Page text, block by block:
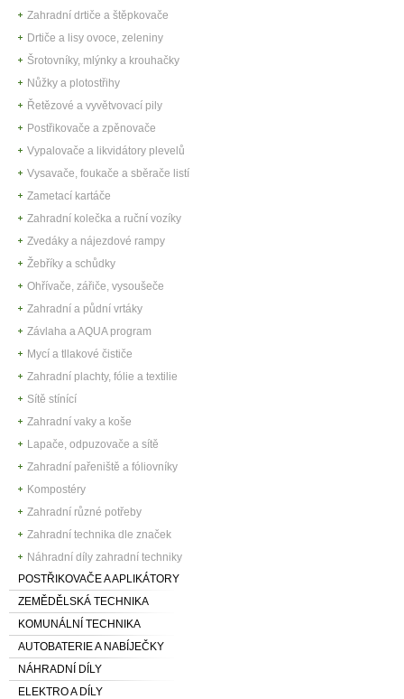
Zahradní drtiče a štěpkovače
Drtiče a lisy ovoce, zeleniny
Šrotovníky, mlýnky a krouhačky
Nůžky a plotostřihy
Řetězové a vyvětvovací pily
Postřikovače a zpěnovače
Vypalovače a likvidátory plevelů
Vysavače, foukače a sběrače listí
Zametací kartáče
Zahradní kolečka a ruční vozíky
Zvedáky a nájezdové rampy
Žebříky a schůdky
Ohřívače, zářiče, vysoušeče
Zahradní a půdní vrtáky
Závlaha a AQUA program
Mycí a tllakové čističe
Zahradní plachty, fólie a textilie
Sítě stínící
Zahradní vaky a koše
Lapače, odpuzovače a sítě
Zahradní pařeniště a fóliovníky
Kompostéry
Zahradní různé potřeby
Zahradní technika dle značek
Náhradní díly zahradní techniky
POSTŘIKOVAČE A APLIKÁTORY
ZEMĚDĚLSKÁ TECHNIKA
KOMUNÁLNÍ TECHNIKA
AUTOBATERIE A NABÍJEČKY
NÁHRADNÍ DÍLY
ELEKTRO A DÍLY